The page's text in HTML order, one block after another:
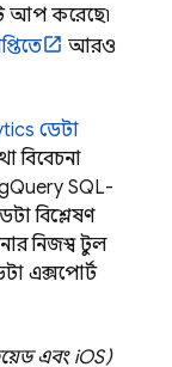
আপ করেছে৷
আরও
ডেটা
বিবেচনা
SQL-
বিশ্লেষণ
নিজস্ব টুল
এক্সপোর্ট
এবং iOS)